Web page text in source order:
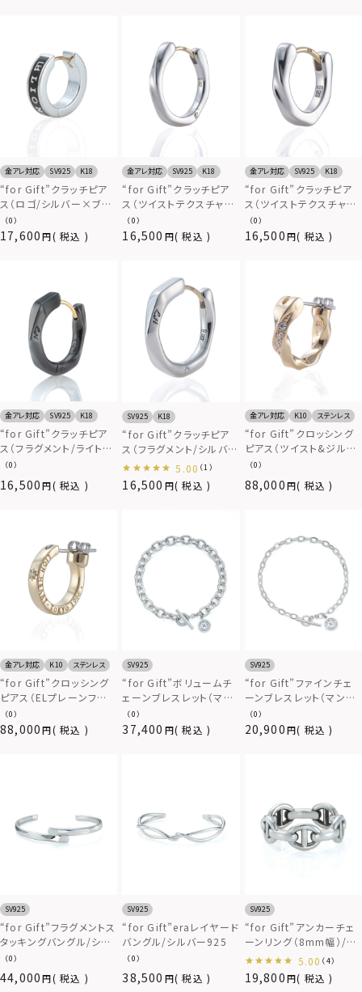
金アレ対応 SV925 K18
“for Gift”クラッチピア
ス（ロゴ/シルバー×ブラ
ック）/シルバー925
17,600 税込
（0）
金アレ対応 SV925 K18
“for Gift”クラッチピア
ス（ツイストテクスチャ
ー/シルバー/L SIZE）/シ
ルバー925
16,500 税込
（0）
金アレ対応 SV925 K18
“for Gift”クラッチピア
ス（ツイストテクスチャ
ー/シルバー/S SIZE）/シ
ルバー925
16,500 税込
（0）
金アレ対応 SV925 K18
“for Gift”クラッチピア
ス（フラグメント/ライトブ
ラック/M SIZE）/シルバ
16,500 税込
（0）
SV925 K18
“for Gift”クラッチピア
ス（フラグメント/シルバ
ー/L SIZE）/シルバー
925
16,500 税込
5.00 （1）
金アレ対応 K10 ステンレス
“for Gift”クロッシング
ピアス（ツイスト&ジルコ
ニア）/K10ゴールド
88,000 税込
（0）
金アレ対応 K10 ステンレス
“for Gift”クロッシング
ピアス（ELプレーンフー
プ/S SIZE）/K10ゴール
ド
88,000 税込
（0）
SV925
“for Gift”ボリュームチ
ェーンブレスレット（マン
テル/LOGO）/シルバー
925
37,400 税込
（0）
SV925
“for Gift”ファインチェ
ーンブレスレット（マンテ
ル/LOGO）/シルバー925
20,900 税込
（0）
SV925
“for Gift”フラグメントス
タッキングバングル/シル
バー925
44,000 税込
（0）
SV925
“for Gift”eraレイヤード
バングル/シルバー925
38,500 税込
（0）
SV925
“for Gift”アンカーチェ
ーンリング（8mm幅）/シ
ルバー925
19,800 税込
5.00 （4）